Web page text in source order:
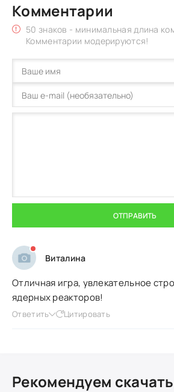
Комментарии
50 знаков - минимальная длина
Комментарии модерируются!
ОТПРАВИТЬ
Виталина
Отличная игра, увлекательное
ядерных реакторов!
Ответить Цитировать
Рекомендуем скачать